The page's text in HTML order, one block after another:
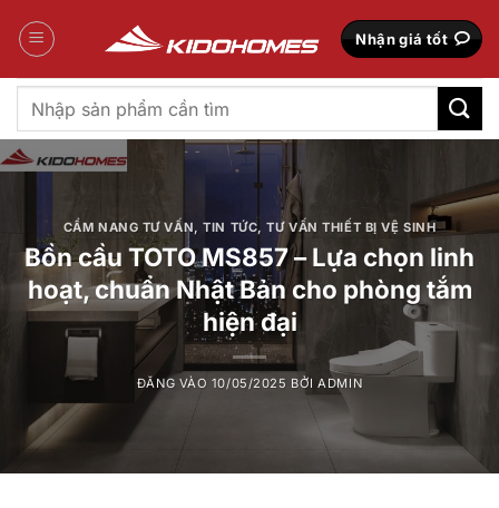
qua
Nhận giá tốt
Tìm
kiếm:
CẨM NANG TƯ VẤN,TIN TỨC,TƯ VẤN THIẾT BỊ VỆ SINH
Bồn cầu TOTO MS857 – Lựa chọn linh
hoạt, chuẩn Nhật Bản cho phòng tắm
hiện đại
ĐĂNG VÀO 10/05/2025 BỞIADMIN